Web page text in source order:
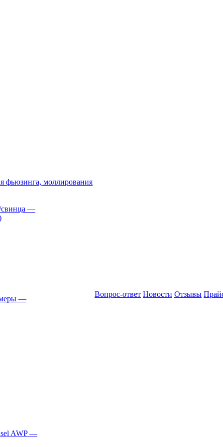
фьюзинга, моллирования
—
—
AWP—
Вопрос-ответ Новости Отзывы